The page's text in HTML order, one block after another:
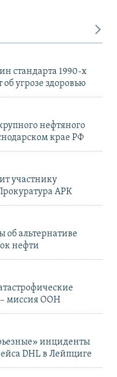
стандарта 1990-х
угрозе здоровью
нефтяного
крае РФ
участнику
АРК
об альтернативе
нефти
– миссия ООН
инциденты
DHL в Лейпциге